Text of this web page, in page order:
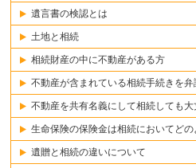
遺言書の検認とは
土地と相続
相続財産の中に不動産がある方
不動産が含まれている相続手続きを
不動産を共有名義にして相続しても大
生命保険の保険金は相続においてど
遺贈と相続の違いについて